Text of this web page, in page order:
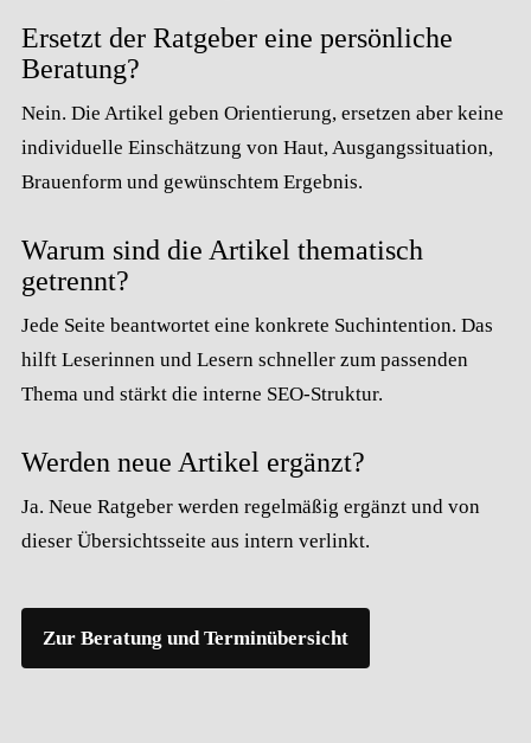
Ersetzt der Ratgeber eine persönliche
Beratung?
Nein. Die Artikel geben Orientierung, ersetzen aber keine
individuelle Einschätzung von Haut, Ausgangssituation,
Brauenform und gewünschtem Ergebnis.
Warum sind die Artikel thematisch
getrennt?
Jede Seite beantwortet eine konkrete Suchintention. Das
hilft Leserinnen und Lesern schneller zum passenden
Thema und stärkt die interne SEO-Struktur.
Werden neue Artikel ergänzt?
Ja. Neue Ratgeber werden regelmäßig ergänzt und von
dieser Übersichtsseite aus intern verlinkt.
Zur Beratung und Terminübersicht